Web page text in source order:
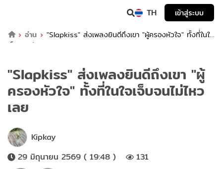
TH
เข้าสู่ระบบ
อ่าน
"Slapkiss" ส่งเพลงยินดีถึงเขา "ผู้ครองหัวใจ" ทั้งที่ในใจ
เจ็บจนไม่ไหวเลย
"Slapkiss" ส่งเพลงยินดีถึงเขา "ผู้
ครองหัวใจ" ทั้งที่ในใจเจ็บจนไม่ไหว
เลย
Kipkay
29 มิถุนายน 2569 ( 19:48 )
131